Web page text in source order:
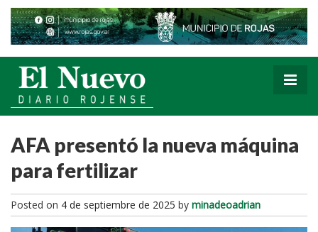
AFA presentó la nueva máquina
para fertilizar
Posted on 4 de septiembre de 2025 by minadeoadrian